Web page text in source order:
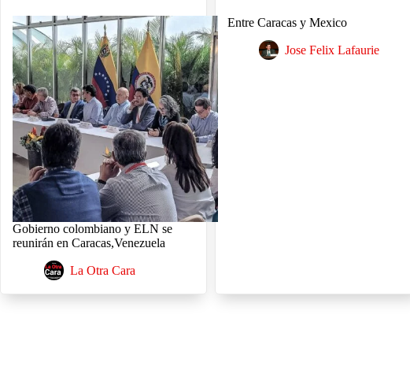
Gobierno colombiano y ELN se
reunirán en Caracas,Venezuela
La Otra Cara
Entre Caracas y Mexico
Jose Felix Lafaurie